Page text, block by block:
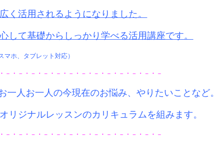
く活用されるようになりました。
して基礎からしっかり学べる活用講座です。
マホ、タブレット対応）
－・－・－・－・－・－・－・－・－・－・－・－・－
一人お一人の今現在のお悩み、やりたいことなど。
リジナルレッスンのカリキュラムを組みます。
－・－・－・－・－・－・－・－・－・－・－・－・－